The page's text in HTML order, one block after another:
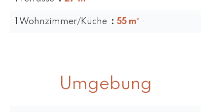
1 Wohnzimmer/Küche 55 m²
Umgebung